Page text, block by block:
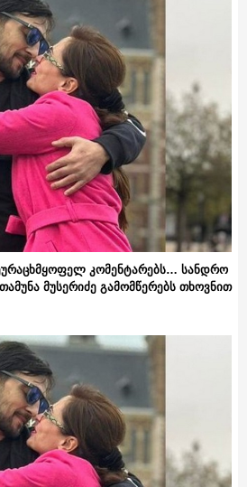
კომენტარებს… სანდრო
მუსერიძე გამომწერებს თხოვნით